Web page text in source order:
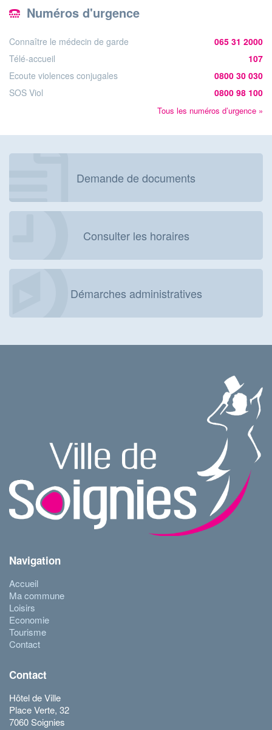
Numéros d'urgence
Connaître le médecin de garde
065 31 2000
Télé-accueil
107
Ecoute violences conjugales
0800 30 030
SOS Viol
0800 98 100
Tous les numéros d’urgence »
Demande de documents
Consulter les horaires
Démarches administratives
Navigation
Accueil
Ma commune
Loisirs
Economie
Tourisme
Contact
Contact
Hôtel de Ville
Place Verte, 32
7060 Soignies